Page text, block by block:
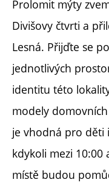
Prolomit mýty
Divišovy čtvrti a
Lesná. Přijďte se
jednotlivých
identitu této
modely
je vhodná pro děti
kdykoli mezi 10:00
místě budou